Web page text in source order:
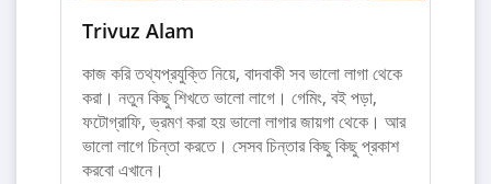
Trivuz Alam
কাজ করি তথ্যপ্রযুক্তি নিয়ে, বাদবাকী সব ভালো লাগা থেকে
করা। নতুন কিছু শিখতে ভালো লাগে। গেমিং, বই পড়া,
ফটোগ্রাফি, ভ্রমণ করা হয় ভালো লাগার জায়গা থেকে। আর
ভালো লাগে চিন্তা করতে। সেসব চিন্তার কিছু কিছু প্রকাশ
করবো এখানে।